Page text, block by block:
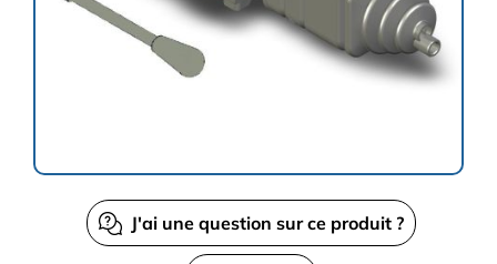
J'ai une question sur ce produit ?